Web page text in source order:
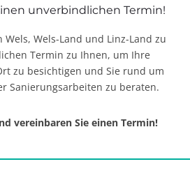
unverbindlichen Termin!
Wels-Land und Linz-Land zu
Termin zu Ihnen, um Ihre
zu besichtigen und Sie rund um
Sanierungsarbeiten zu beraten.
vereinbaren Sie einen Termin!